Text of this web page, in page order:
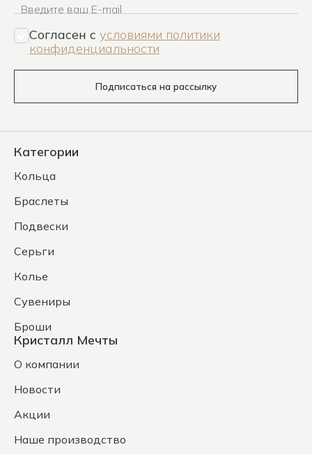
Введите ваш E-mail
Согласен c условиями политики
конфиденциальности
Подписаться на рассылку
Категории
Кольца
Браслеты
Подвески
Серьги
Колье
Сувениры
Броши
Кристалл Мечты
О компании
Новости
Акции
Наше производство